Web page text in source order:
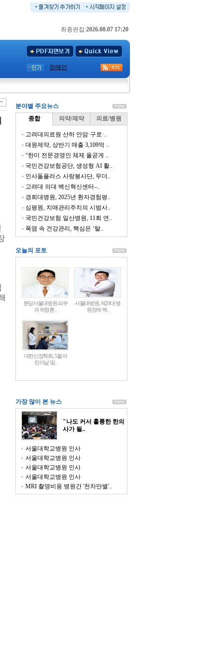
최종편집:2026.08.07 17:20
장애인
분야별 주요뉴스
종합
의약/제약 의료/병원
고려대의료원 산하 안암·구로·..
대원제약, 상반기 매출 3,109억 ..
“한미 전문경영인 체제 올곧게 ..
국민건강보험공단, 생성형 AI 활..
인사돌플러스 사랑봉사단, 무더..
고려대 의대 백신혁신센터–..
경희대병원, 2025년 환자경험평..
심평원, 치매관리주치의 시범사..
국민건강보험 일산병원, 11회 연..
폭염 속 건강관리, 핵심은 ‘탈..
오늘의 포토
분당서울대병원 피부
과 허창훈 ..
서울대병원, 제20대 병
원장에 백..
대한신장학회, 5월 어
린이날 맞..
가장 많이 본 뉴스
"나도 커서 훌륭한 한의
사가 될..
서울대학교병원 인사
서울대학교병원 인사
서울대학교병원 인사
서울대학교병원 인사
MRI 촬영비용 병원간 '천차만별'..